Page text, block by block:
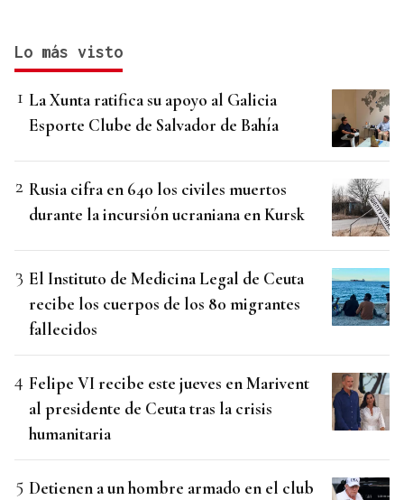
Lo más visto
La Xunta ratifica su apoyo al Galicia
Esporte Clube de Salvador de Bahía
Rusia cifra en 640 los civiles muertos
durante la incursión ucraniana en Kursk
El Instituto de Medicina Legal de Ceuta
recibe los cuerpos de los 80 migrantes
fallecidos
Felipe VI recibe este jueves en Marivent
al presidente de Ceuta tras la crisis
humanitaria
Detienen a un hombre armado en el club